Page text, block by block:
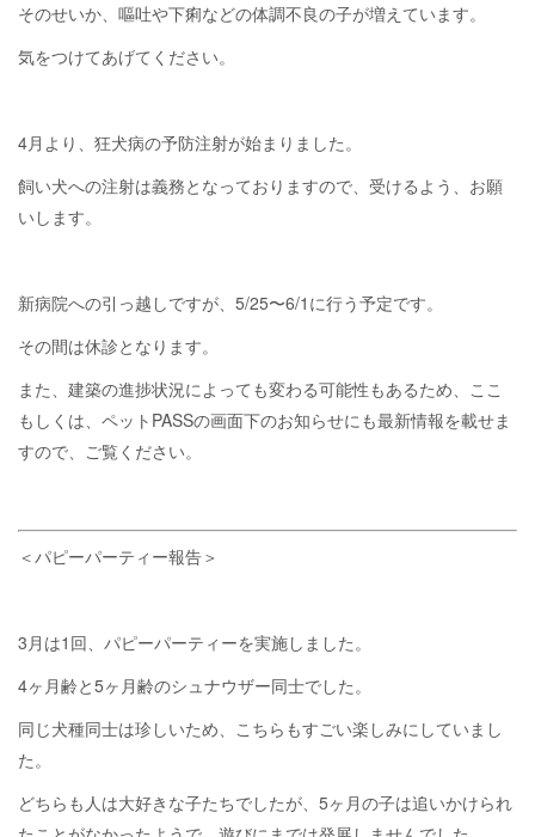
そのせいか、嘔吐や下痢などの体調不良の子が増えています。
気をつけてあげてください。
4月より、狂犬病の予防注射が始まりました。
飼い犬への注射は義務となっておりますので、受けるよう、お願
いします。
新病院への引っ越しですが、5/25〜6/1に行う予定です。
その間は休診となります。
また、建築の進捗状況によっても変わる可能性もあるため、ここ
もしくは、ペットPASSの画面下のお知らせにも最新情報を載せま
すので、ご覧ください。
＜パピーパーティー報告＞
3月は1回、パピーパーティーを実施しました。
4ヶ月齢と5ヶ月齢のシュナウザー同士でした。
同じ犬種同士は珍しいため、こちらもすごい楽しみにしていまし
た。
どちらも人は大好きな子たちでしたが、5ヶ月の子は追いかけられ